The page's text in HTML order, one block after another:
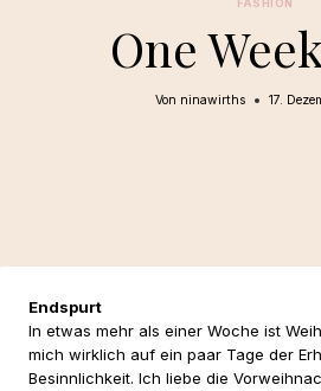
FASHION
One
Von ninawirths 17.
Endspurt
In etwas mehr als einer Woche ist
mich wirklich auf ein paar Tage der
Besinnlichkeit. Ich liebe die